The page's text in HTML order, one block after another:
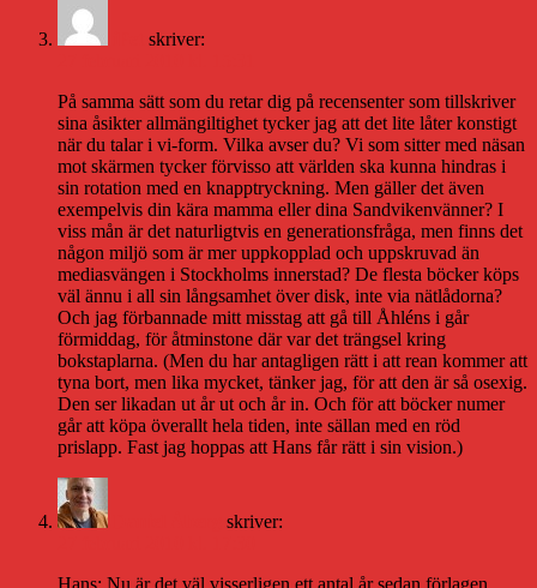
skriver:
På samma sätt som du retar dig på recensenter som tillskriver
sina åsikter allmängiltighet tycker jag att det lite låter konstigt
när du talar i vi-form. Vilka avser du? Vi som sitter med näsan
mot skärmen tycker förvisso att världen ska kunna hindras i
sin rotation med en knapptryckning. Men gäller det även
exempelvis din kära mamma eller dina Sandvikenvänner? I
viss mån är det naturligtvis en generationsfråga, men finns det
någon miljö som är mer uppkopplad och uppskruvad än
mediasvängen i Stockholms innerstad? De flesta böcker köps
väl ännu i all sin långsamhet över disk, inte via nätlådorna?
Och jag förbannade mitt misstag att gå till Åhléns i går
förmiddag, för åtminstone där var det trängsel kring
bokstaplarna. (Men du har antagligen rätt i att rean kommer att
tyna bort, men lika mycket, tänker jag, för att den är så osexig.
Den ser likadan ut år ut och år in. Och för att böcker numer
går att köpa överallt hela tiden, inte sällan med en röd
prislapp. Fast jag hoppas att Hans får rätt i sin vision.)
skriver:
Hans: Nu är det väl visserligen ett antal år sedan förlagen